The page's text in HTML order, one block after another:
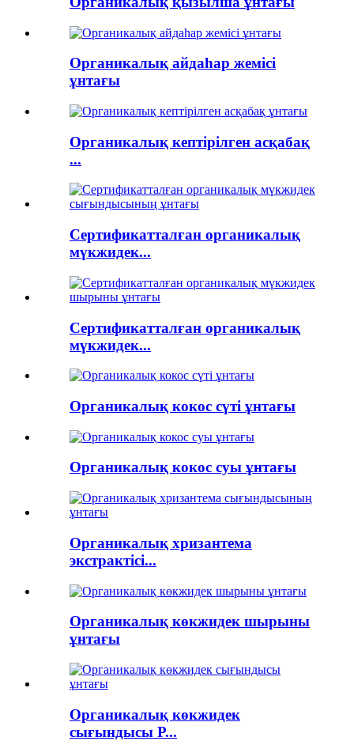
Органикалық айдаһар жемісі
ұнтағы
Органикалық кептірілген асқабақ
...
Сертификатталған органикалық
мүкжидек...
Сертификатталған органикалық
мүкжидек...
Органикалық кокос сүті ұнтағы
Органикалық кокос суы ұнтағы
Органикалық хризантема
экстрактісі...
Органикалық көкжидек шырыны
ұнтағы
Органикалық көкжидек
сығындысы P...